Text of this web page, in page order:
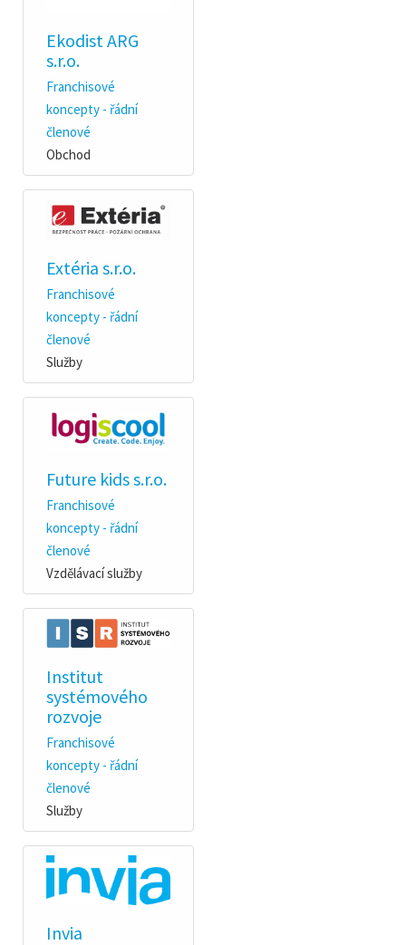
Ekodist ARG
s.r.o.
Franchisové
koncepty - řádní
členové
Obchod
Extéria s.r.o.
Franchisové
koncepty - řádní
členové
Služby
Future kids s.r.o.
Franchisové
koncepty - řádní
členové
Vzdělávací služby
Institut
systémového
rozvoje
Franchisové
koncepty - řádní
členové
Služby
Invia